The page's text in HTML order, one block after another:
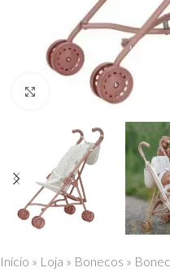
Click to enlarge
Início » Loja » Bonecos »